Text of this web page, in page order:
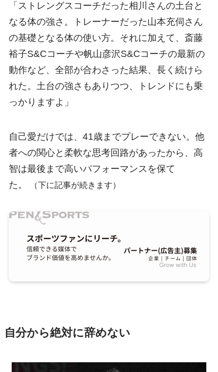
「ストレングスコーチだった相川さんの土台と
なる体の強さ。トレーナーだった山本充伺さん
の基礎となる体の使い方。それに加えて、斎藤
裕子S&Cコーチや帆山彦沢S&Cコーチの最新の
動作など、全部が合わさった結果、長く続けら
れた。土台の強さもありつつ、トレンドにも乗
っかりますよ」
自己愛だけでは、41歳までプレーできない。他
者への関心と柔軟な思考回路があったから、高
智は最後まで高いパフォーマンスを保て
た。
（下に記事が続きます）
自分から絶対に辞めない